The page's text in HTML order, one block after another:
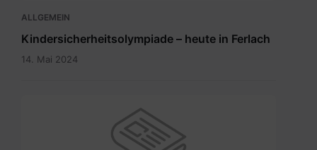
ALLGEMEIN
Kindersicherheitsolympiade – heute in Ferlach
14. Mai 2024